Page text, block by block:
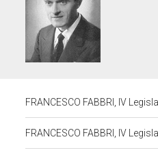
FRANCESCO FABBRI, IV
FRANCESCO FABBRI, IV